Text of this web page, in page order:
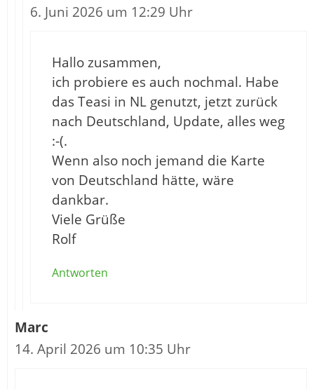
6. Juni 2026 um 12:29 Uhr
Hallo zusammen,
ich probiere es auch nochmal. Habe
das Teasi in NL genutzt, jetzt zurück
nach Deutschland, Update, alles weg
:-(.
Wenn also noch jemand die Karte
von Deutschland hätte, wäre
dankbar.
Viele Grüße
Rolf
Antworten
Marc
14. April 2026 um 10:35 Uhr